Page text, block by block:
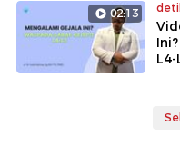
02:13
L4-